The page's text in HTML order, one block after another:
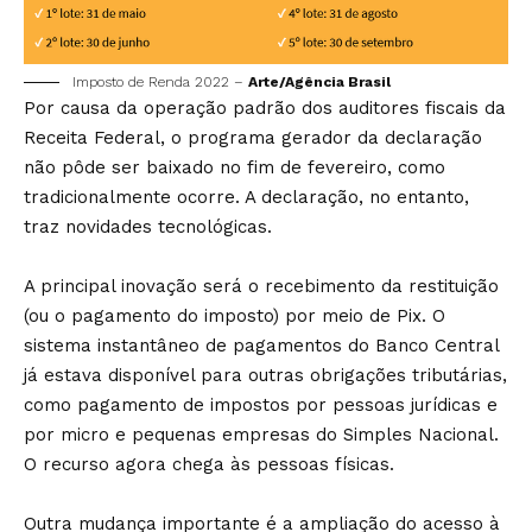
Imposto de Renda 2022 – Arte/Agência Brasil
Por causa da operação padrão dos auditores fiscais da
Receita Federal, o programa gerador da declaração
não pôde ser baixado no fim de fevereiro, como
tradicionalmente ocorre. A declaração, no entanto,
traz novidades tecnológicas.
A principal inovação será o recebimento da restituição
(ou o pagamento do imposto) por meio de Pix. O
sistema instantâneo de pagamentos do Banco Central
já estava disponível para outras obrigações tributárias,
como pagamento de impostos por pessoas jurídicas e
por micro e pequenas empresas do Simples Nacional.
O recurso agora chega às pessoas físicas.
Outra mudança importante é a ampliação do acesso à